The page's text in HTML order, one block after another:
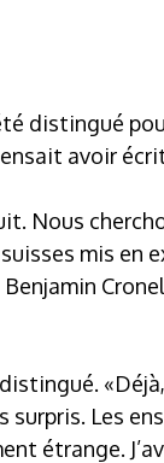
distingué
avoir
Nous
mis en
surpris. Les
étrange.